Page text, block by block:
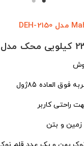
العاده ۸5ژول
راحتی کاربر
و بتن